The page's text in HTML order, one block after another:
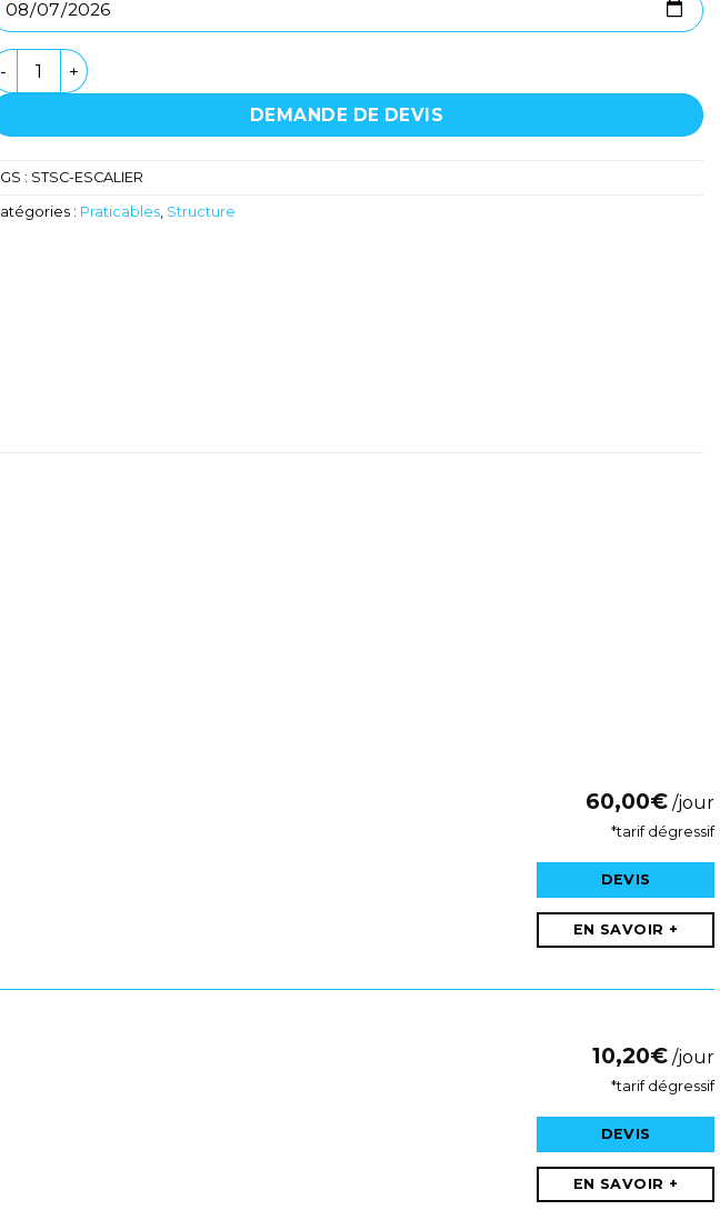
de Escalier pour SAMIA
DEMANDE DE DEVIS
: STSC-ESCALIER
: Praticables, Structure
60,00€ /jour
*tarif dégressif
DEVIS
EN SAVOIR +
10,20€ /jour
*tarif dégressif
DEVIS
EN SAVOIR +